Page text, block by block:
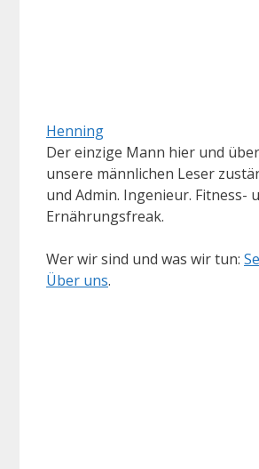
Henning
Der einzige Mann hier und
unsere männlichen Leser
und Admin. Ingenieur. Fitness-
Ernährungsfreak.
Wer wir sind und was wir tun:
Über uns.